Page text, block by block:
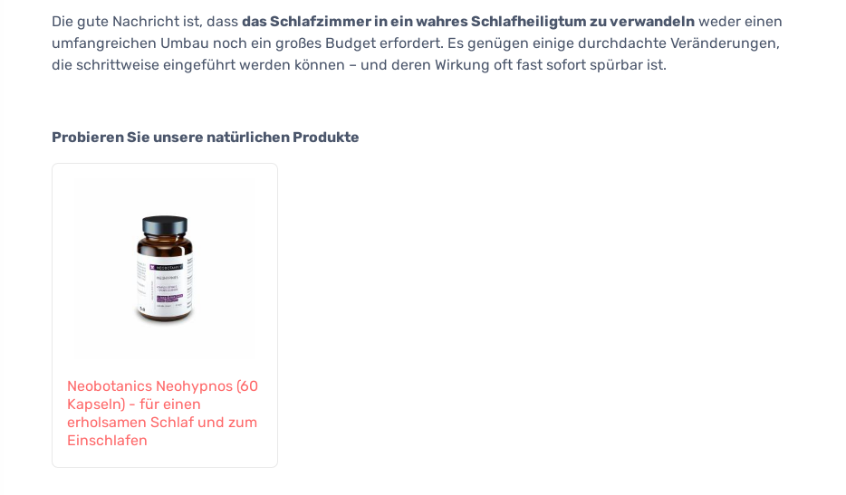
Die gute Nachricht ist, dass das Schlafzimmer in ein wahres Schlafheiligtum zu verwandeln weder einen
umfangreichen Umbau noch ein großes Budget erfordert. Es genügen einige durchdachte Veränderungen,
die schrittweise eingeführt werden können – und deren Wirkung oft fast sofort spürbar ist.
Probieren Sie unsere natürlichen Produkte
Neobotanics Neohypnos (60
Kapseln) - für einen
erholsamen Schlaf und zum
Einschlafen